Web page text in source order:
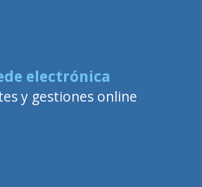
electrónica
y gestiones online